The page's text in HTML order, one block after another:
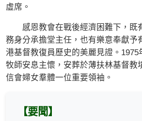
虛席。
感恩教會在戰後經濟困難下，既
務身分承擔堂主任，也有樂意奉獻予
港基督教復員歷史的美麗見證。1975
牧師安息主懷，安葬於薄扶林基督教
信會婦女羣體一位重要領袖。
【要聞】